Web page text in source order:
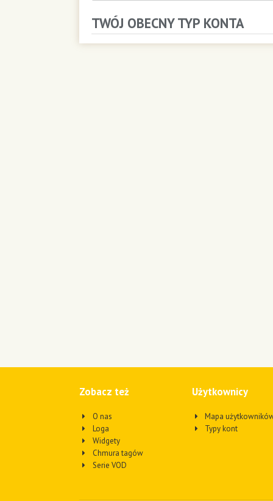
TWÓJ OBECNY TYP KONTA
Zobacz też
O nas
Loga
Widgety
Chmura tagów
Serie VOD
Użytkownicy
Mapa
Typy kont